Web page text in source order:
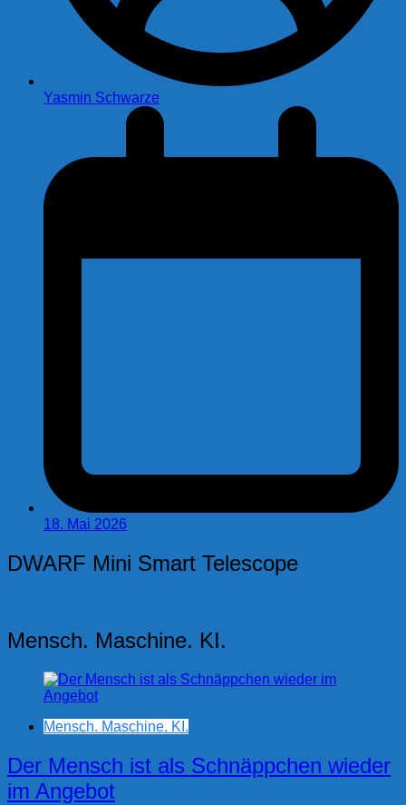
Yasmin Schwarze
18. Mai 2026
DWARF Mini Smart Telescope
Mensch. Maschine. KI.
Mensch. Maschine. KI.
Der Mensch ist als Schnäppchen wieder
im Angebot